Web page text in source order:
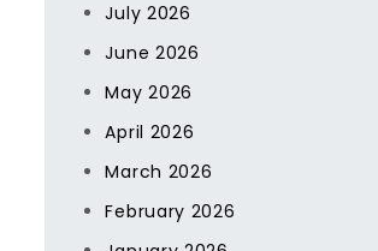
July 2026
June 2026
May 2026
April 2026
March 2026
February 2026